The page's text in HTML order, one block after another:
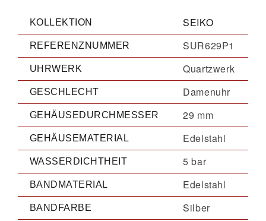
KOLLEKTION SEIKO
REFERENZNUMMER SUR629P1
UHRWERK Quartzwerk
GESCHLECHT Damenuhr
GEHÄUSEDURCHMESSER 29 mm
GEHÄUSEMATERIAL Edelstahl
WASSERDICHTHEIT 5 bar
BANDMATERIAL Edelstahl
BANDFARBE Silber